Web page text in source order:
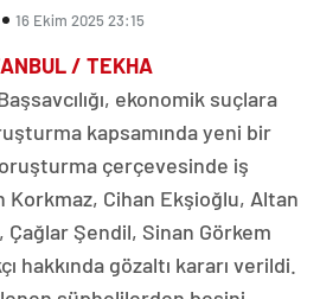
16 Ekim 2025 23:15
/ TEKHA
ekonomik suçlara
kapsamında yeni bir
çerçevesinde iş
Korkmaz, Cihan Ekşioğlu, Altan
Çağlar Şendil, Sinan Görkem
hakkında gözaltı kararı verildi.